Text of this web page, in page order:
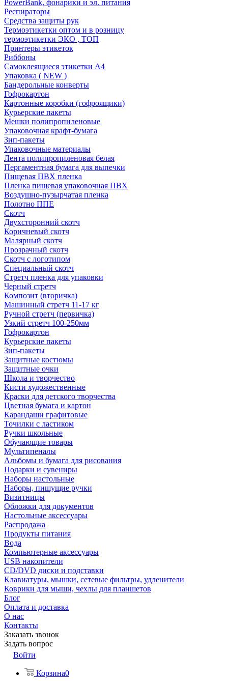
PowerBank, фонарики и эл. питания
Респираторы
Средства защиты рук
Термоэтикетки оптом и в розницу
термоэтикетки ЭКО , ТОП
Принтеры этикеток
Риббоны
Самоклеящиеся этикетки А4
Упаковка ( NEW )
Бандерольные конверты
Гофрокартон
Картонные коробки (гофроящики)
Курьерские пакеты
Мешки полипропиленовые
Упаковочная крафт-бумага
Зип-пакеты
Упаковочные материалы
Лента полипропиленовая белая
Пергаментная бумага для выпечки
Пищевая ПВХ пленка
Пленка пищевая упаковочная ПВХ
Воздушно-пузырчатая пленка
Полотно ППЕ
Скотч
Двухсторонний скотч
Коричневый скотч
Малярный скотч
Прозрачный скотч
Скотч с логотипом
Специальный скотч
Стретч пленка для упаковки
Черный стретч
Композит (вторичка)
Машинный стретч 11-17 кг
Ручной стретч (первичка)
Узкий стретч 100-250мм
Гофрокартон
Курьерские пакеты
Зип-пакеты
Защитные костюмы
Защитные очки
Школа и творчество
Кисти художественные
Краски для детского творчества
Цветная бумага и картон
Карандаши графитовые
Точилки с ластиком
Ручки школьные
Обучающие товары
Мультипеналы
Альбомы и бумага для рисования
Подарки и сувениры
Наборы настольные
Наборы, пишущие ручки
Визитницы
Обложки для документов
Настольные аксессуары
Распродажа
Продукты питания
Вода
Компьютерные аксессуары
USB накопители
CD/DVD диски и подставки
Клавиатуры, мышки, сетевые фильтры, удленители
Коврики для мыши, чехлы для планшетов
Блог
Оплата и доставка
О нас
Контакты
Заказать звонок
Задать вопрос
Войти
Корзина0